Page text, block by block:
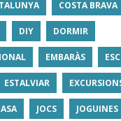
COSTA BRAVA
DIY DORMIR
EMBARÀS
ESTALVIAR
JOCS JOGUINES